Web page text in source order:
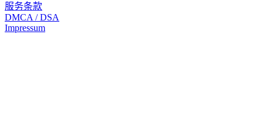
服务条款
DMCA / DSA
Impressum